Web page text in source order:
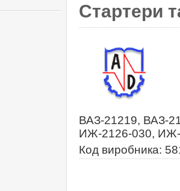
Стартери
ВАЗ-21219, ВАЗ-
ИЖ-2126-030,
Код виробника: